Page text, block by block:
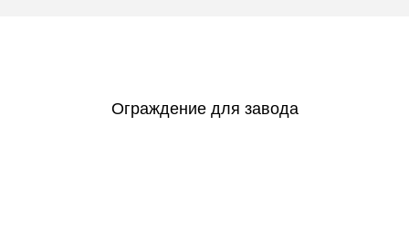
Ограждение для завода